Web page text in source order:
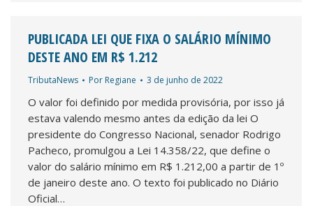
PUBLICADA LEI QUE FIXA O SALÁRIO MÍNIMO
DESTE ANO EM R$ 1.212
TributaNews Por Regiane 3 de junho de 2022
O valor foi definido por medida provisória, por isso já
estava valendo mesmo antes da edição da lei O
presidente do Congresso Nacional, senador Rodrigo
Pacheco, promulgou a Lei 14.358/22, que define o
valor do salário mínimo em R$ 1.212,00 a partir de 1º
de janeiro deste ano. O texto foi publicado no Diário
Oficial…